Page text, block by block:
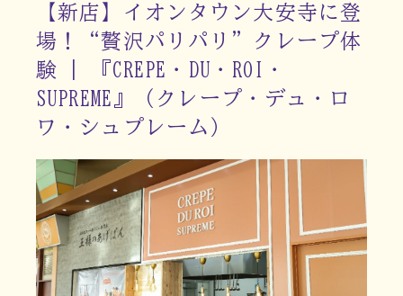
【新店】イオンタウン大安寺に登
場！“贅沢パリパリ”クレープ体
験 | 『CREPE・DU・ROI・
SUPREME』（クレープ・デュ・ロ
ワ・シュプレーム）